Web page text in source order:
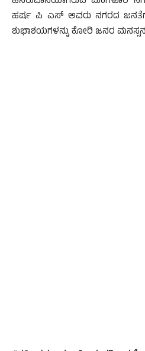
ಹರ್ಷ ಪಿ ಎಸ್ ಅವರು ನಗರದ ಜನತೆಗೆ
ಶುಭಾಶಯಗಳನ್ನು ಕೋರಿ ಜನರ ಮನಸ್ಸನ್ನು